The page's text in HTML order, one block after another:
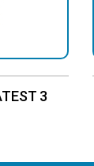
3